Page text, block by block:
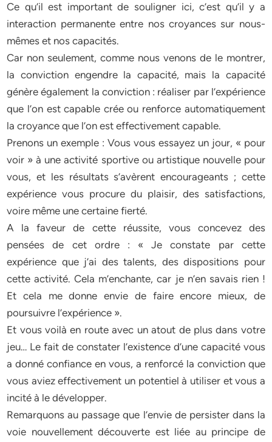
Ce qu’il est important de souligner ici, c’est qu’il y a
interaction permanente entre nos croyances sur nous-
mêmes et nos capacités.
Car non seulement, comme nous venons de le montrer,
la conviction engendre la capacité, mais la capacité
génère également la conviction : réaliser par l’expérience
que l’on est capable crée ou renforce automatiquement
la croyance que l’on est effectivement capable.
Prenons un exemple : Vous vous essayez un jour, « pour
voir » à une activité sportive ou artistique nouvelle pour
vous, et les résultats s’avèrent encourageants ; cette
expérience vous procure du plaisir, des satisfactions,
voire même une certaine fierté.
A la faveur de cette réussite, vous concevez des
pensées de cet ordre : « Je constate par cette
expérience que j’ai des talents, des dispositions pour
cette activité. Cela m’enchante, car je n’en savais rien !
Et cela me donne envie de faire encore mieux, de
poursuivre l’expérience ».
Et vous voilà en route avec un atout de plus dans votre
jeu… Le fait de constater l’existence d’une capacité vous
a donné confiance en vous, a renforcé la conviction que
vous aviez effectivement un potentiel à utiliser et vous a
incité à le développer.
Remarquons au passage que l’envie de persister dans la
voie nouvellement découverte est liée au principe de